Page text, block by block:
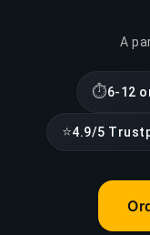
A
⏱6-12
⭐4.9/5